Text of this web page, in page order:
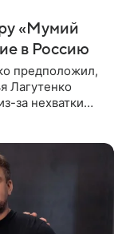
«Мумий
в Россию
предположил,
Лагутенко
за нехватки